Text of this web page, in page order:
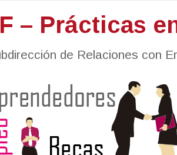
– Prácticas
de Relaciones con